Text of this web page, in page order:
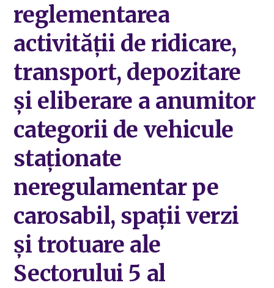
reglementarea
activităţii de ridicare,
transport, depozitare
şi eliberare a anumitor
categorii de vehicule
staţionate
neregulamentar pe
carosabil, spaţii verzi
şi trotuare ale
Sectorului 5 al